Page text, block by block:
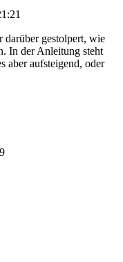
darüber gestolpert, wie
In der Anleitung steht
aber aufsteigend, oder